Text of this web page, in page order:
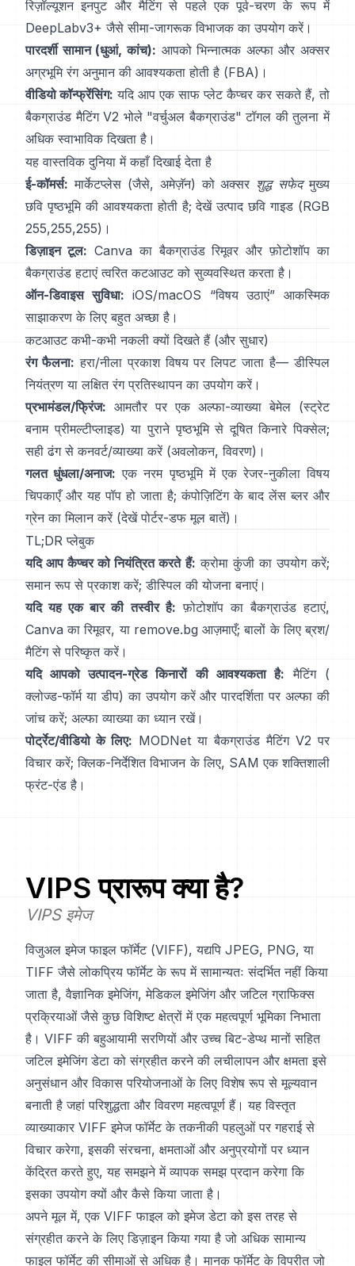
रिज़ॉल्यूशन इनपुट और मैटिंग से पहले एक पूर्व-चरण के रूप में
DeepLabv3+ जैसे सीमा-जागरूक विभाजक का उपयोग करें।
पारदर्शी सामान (धुआं, कांच): आपको भिन्नात्मक अल्फा और अक्सर
अग्रभूमि रंग अनुमान की आवश्यकता होती है (FBA)।
वीडियो कॉन्फ्रेंसिंग: यदि आप एक साफ प्लेट कैप्चर कर सकते हैं, तो
बैकग्राउंड मैटिंग V2 भोले "वर्चुअल बैकग्राउंड" टॉगल की तुलना में
अधिक स्वाभाविक दिखता है।
यह वास्तविक दुनिया में कहाँ दिखाई देता है
ई-कॉमर्स: मार्केटप्लेस (जैसे, अमेज़ॅन) को अक्सर शुद्ध सफेदमुख्य
छवि पृष्ठभूमि की आवश्यकता होती है; देखें उत्पाद छवि गाइड (RGB
255,255,255)।
डिज़ाइन टूल: Canva का बैकग्राउंड रिमूवर और फ़ोटोशॉप का
बैकग्राउंड हटाएं त्वरित कटआउट को सुव्यवस्थित करता है।
ऑन-डिवाइस सुविधा: iOS/macOS “विषय उठाएं” आकस्मिक
साझाकरण के लिए बहुत अच्छा है।
कटआउट कभी-कभी नकली क्यों दिखते हैं (और सुधार)
रंग फैलना: हरा/नीला प्रकाश विषय पर लिपट जाता है— डीस्पिल
नियंत्रण या लक्षित रंग प्रतिस्थापन का उपयोग करें।
प्रभामंडल/फ्रिंज: आमतौर पर एक अल्फा-व्याख्या बेमेल (स्ट्रेट
बनाम प्रीमल्टीप्लाइड) या पुराने पृष्ठभूमि से दूषित किनारे पिक्सेल;
सही ढंग से कनवर्ट/व्याख्या करें (अवलोकन, विवरण)।
गलत धुंधला/अनाज: एक नरम पृष्ठभूमि में एक रेजर-नुकीला विषय
चिपकाएँ और यह पॉप हो जाता है; कंपोज़िटिंग के बाद लेंस ब्लर और
ग्रेन का मिलान करें (देखें पोर्टर-डफ मूल बातें)।
TL;DR प्लेबुक
यदि आप कैप्चर को नियंत्रित करते हैं: क्रोमा कुंजी का उपयोग करें;
समान रूप से प्रकाश करें; डीस्पिल की योजना बनाएं।
यदि यह एक बार की तस्वीर है: फ़ोटोशॉप का बैकग्राउंड हटाएं,
Canva का रिमूवर, या remove.bgआज़माएँ; बालों के लिए ब्रश/
मैटिंग से परिष्कृत करें।
यदि आपको उत्पादन-ग्रेड किनारों की आवश्यकता है: मैटिंग (
क्लोज्ड-फॉर्म या डीप) का उपयोग करें और पारदर्शिता पर अल्फा की
जांच करें; अल्फा व्याख्या का ध्यान रखें।
पोर्ट्रेट/वीडियो के लिए: MODNet या बैकग्राउंड मैटिंग V2 पर
विचार करें; क्लिक-निर्देशित विभाजन के लिए, SAM एक शक्तिशाली
फ्रंट-एंड है।
VIPS प्रारूप क्या है?
VIPS इमेज
विजुअल इमेज फाइल फॉर्मेट (VIFF), यद्यपि JPEG, PNG, या
TIFF जैसे लोकप्रिय फॉर्मेट के रूप में सामान्यतः संदर्भित नहीं किया
जाता है, वैज्ञानिक इमेजिंग, मेडिकल इमेजिंग और जटिल ग्राफिक्स
प्रक्रियाओं जैसे कुछ विशिष्ट क्षेत्रों में एक महत्वपूर्ण भूमिका निभाता
है। VIFF की बहुआयामी सरणियों और उच्च बिट-डेप्थ मानों सहित
जटिल इमेजिंग डेटा को संग्रहीत करने की लचीलापन और क्षमता इसे
अनुसंधान और विकास परियोजनाओं के लिए विशेष रूप से मूल्यवान
बनाती है जहां परिशुद्धता और विवरण महत्वपूर्ण हैं। यह विस्तृत
व्याख्याकार VIFF इमेज फॉर्मेट के तकनीकी पहलुओं पर गहराई से
विचार करेगा, इसकी संरचना, क्षमताओं और अनुप्रयोगों पर ध्यान
केंद्रित करते हुए, यह समझने में व्यापक समझ प्रदान करेगा कि
इसका उपयोग क्यों और कैसे किया जाता है।
अपने मूल में, एक VIFF फाइल को इमेज डेटा को इस तरह से
संग्रहीत करने के लिए डिज़ाइन किया गया है जो अधिक सामान्य
फाइल फॉर्मेट की सीमाओं से अधिक है। मानक फॉर्मेट के विपरीत जो